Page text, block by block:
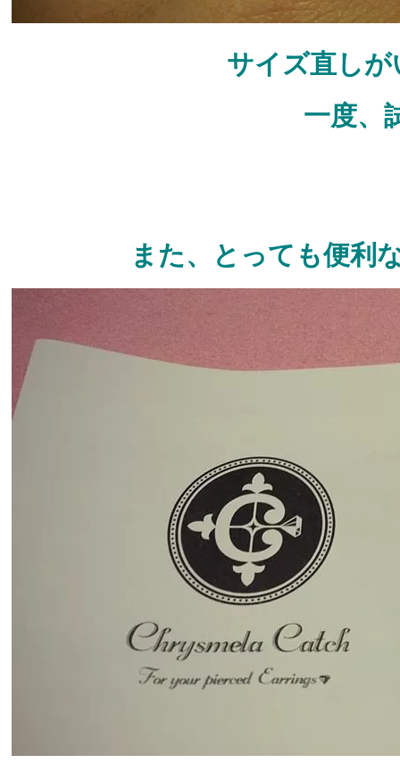
サイズ直し
一度、
また、とっても便利